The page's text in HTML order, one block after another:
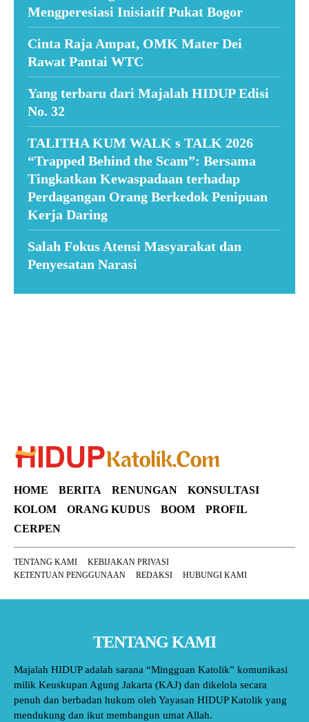
Mengperesiasi Inisiatif Pukat Bogor
Cinta Raja Ampat, OMK Mater Dei
Rawat Pantai WTC
Yang terbaru dari Majalah HIDUP Edisi
No. 32
TALITHA KUM WALK s TALK 2026
“Trapped Behind the Scam”: Bersama
Tingkatkan Kewaspadaan terhadap
Perdagangan Orang Berkedok Penipuan
Kerja Daring
Salah Fokus Atensi Masyarakat dan
Penyesatan Narasi
HOME BERITA RENUNGAN
KONSULTASI
KOLOM
ORANG KUDUS BOOM
PROFIL
CERPEN
TENTANG KAMI
KEBIJAKAN PRIVASI
KETENTUAN PENGGUNAAN
REDAKSI HUBUNGI KAMI
TENTANG KAMI
Majalah HIDUP adalah sarana “Mingguan Katolik” komunikasi
milik Keuskupan Agung Jakarta (KAJ) dan dikelola secara
penuh dan berbadan hukum oleh Yayasan HIDUP Katolik yang
mendukung dan ikut membangun umat Allah.